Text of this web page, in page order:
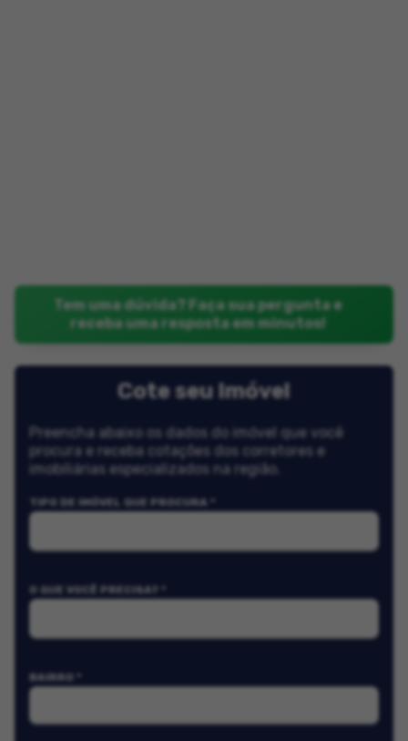
Tem uma dúvida? Faça sua pergunta e
receba uma resposta em minutos!
Cote seu Imóvel
Preencha abaixo os dados do imóvel que você
procura e receba cotações dos corretores e
imobiliárias especializados na região.
TIPO DE IMÓVEL QUE PROCURA *
O QUE VOCÊ PRECISA? *
BAIRRO *